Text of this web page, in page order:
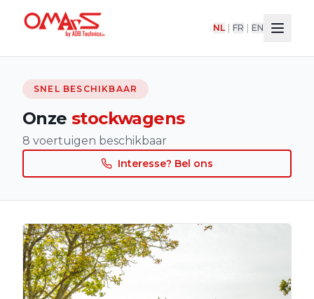
NL FR EN
SNEL BESCHIKBAAR
Onze stockwagens
8 voertuigen beschikbaar
Interesse? Bel ons